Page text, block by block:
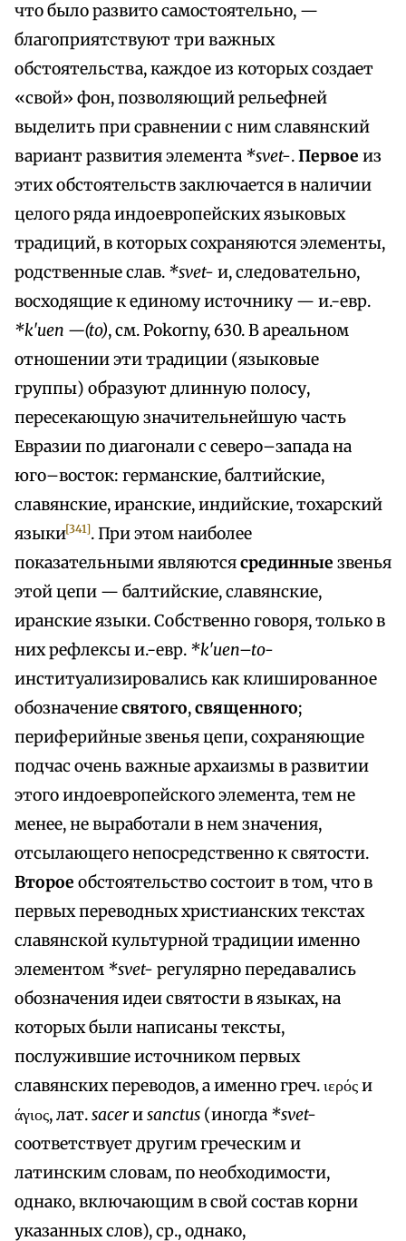
что было развито самостоятельно, —
благоприятствуют три важных
обстоятельства, каждое из которых создает
«свой» фон, позволяющий рельефней
выделить при сравнении с ним славянский
вариант развития элемента *svet-.Первое из
этих обстоятельств заключается в наличии
целого ряда индоевропейских языковых
традиций, в которых сохраняются элементы,
родственные слав. *svet- и, следовательно,
восходящие к единому источнику — и.-евр.
*k'uen —(to), см. Pokorny, 630. В ареальном
отношении эти традиции (языковые
группы) образуют длинную полосу,
пересекающую значительнейшую часть
Евразии по диагонали с северо–запада на
юго–восток: германские, балтийские,
славянские, иранские, индийские, тохарский
языки[341]. При этом наиболее
показательными являютсясрединные звенья
этой цепи — балтийские, славянские,
иранские языки. Собственно говоря, только в
них рефлексы и.-евр. *k'uen–to-
институализировались как клишированное
обозначениесвятого,священного;
периферийные звенья цепи, сохраняющие
подчас очень важные архаизмы в развитии
этого индоевропейского элемента, тем не
менее, не выработали в нем значения,
отсылающего непосредственно к святости.
Второе обстоятельство состоит в том, что в
первых переводных христианских текстах
славянской культурной традиции именно
элементом *svet- регулярно передавались
обозначения идеи святости в языках, на
которых были написаны тексты,
послужившие источником первых
славянских переводов, а именно греч. ιερός и
άγιος, лат.sacerиsanctus (иногда *svet-
соответствует другим греческим и
латинским словам, по необходимости,
однако, включающим в свой состав корни
указанных слов), ср., однако,